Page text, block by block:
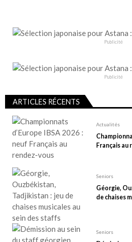
Publicité
Publicité
ARTICLES RÉCENTS
Actualités
Français
Seniors
Géorgie,
de chaises
Seniors